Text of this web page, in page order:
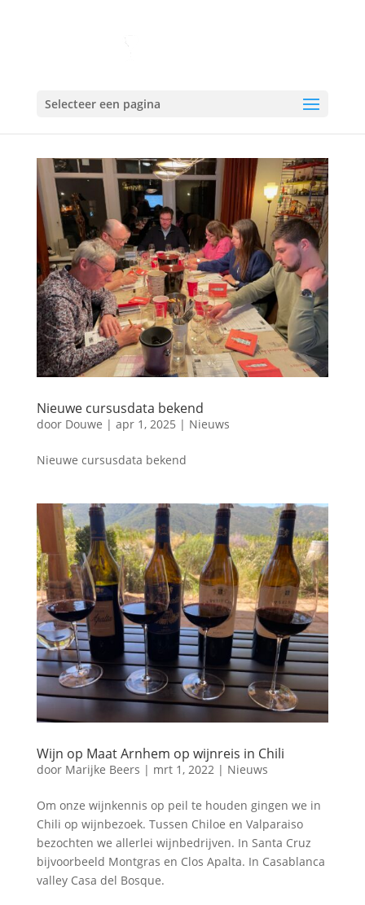
Selecteer een pagina
Nieuwe cursusdata bekend
door Douwe | apr 1, 2025 | Nieuws
Nieuwe cursusdata bekend
Wijn op Maat Arnhem op wijnreis in Chili
door Marijke Beers | mrt 1, 2022 | Nieuws
Om onze wijnkennis op peil te houden gingen we in
Chili op wijnbezoek. Tussen Chiloe en Valparaiso
bezochten we allerlei wijnbedrijven. In Santa Cruz
bijvoorbeeld Montgras en Clos Apalta. In Casablanca
valley Casa del Bosque.